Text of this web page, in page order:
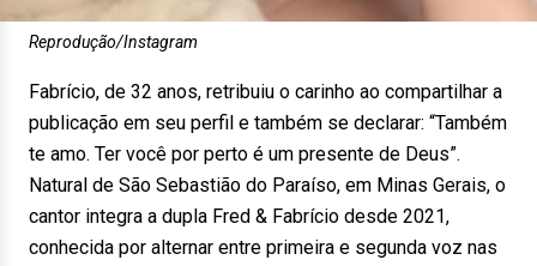
Reprodução/Instagram
Fabrício, de 32 anos, retribuiu o carinho ao compartilhar a
publicação em seu perfil e também se declarar: “Também
te amo. Ter você por perto é um presente de Deus”.
Natural de São Sebastião do Paraíso, em Minas Gerais, o
cantor integra a dupla Fred & Fabrício desde 2021,
conhecida por alternar entre primeira e segunda voz nas